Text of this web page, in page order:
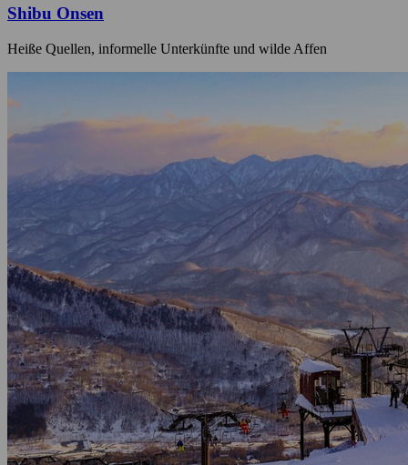
Shibu Onsen
Heiße Quellen, informelle Unterkünfte und wilde Affen